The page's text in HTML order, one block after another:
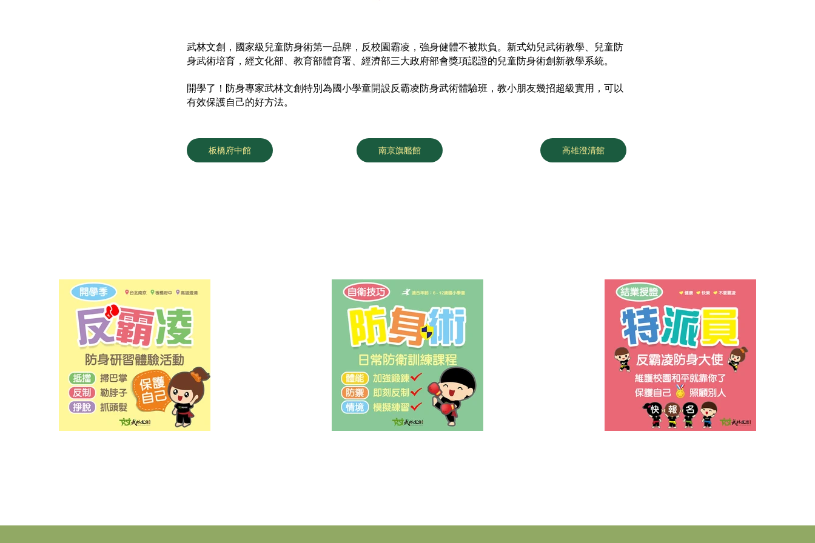
武林文創，國家級兒童防身術第一品牌，反校園霸凌，強身健體不被欺負。新式幼兒武術教學、兒童防
身武術培育，經文化部、教育部體育署、經濟部三大政府部會獎項認證的兒童防身術創新教學系統。
開學了！防身專家武林文創特別為國小學童開設反霸凌防身武術體驗班，教小朋友幾招超級實用，可以
有效保護自己的好方法。
板橋府中館 南京旗艦館 高雄澄清館